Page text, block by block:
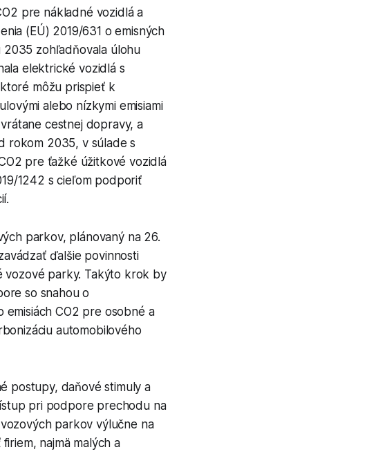
pre nákladné vozidlá a
(EÚ) 2019/631 o emisných
zohľadňovala úlohu
elektrické vozidlá s
môžu prispieť k
alebo nízkymi emisiami
cestnej dopravy, a
rokom 2035, v súlade s
pre ťažké úžitkové vozidlá
1242 s cieľom podporiť
parkov, plánovaný na 26.
ďalšie povinnosti
vozové parky. Takýto krok by
so snahou o
emisiách CO2 pre osobné a
automobilového
postupy, daňové stimuly a
pri podpore prechodu na
parkov výlučne na
najmä malých a